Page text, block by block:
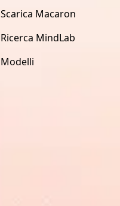
Scarica Macaron
Ricerca MindLab
Modelli